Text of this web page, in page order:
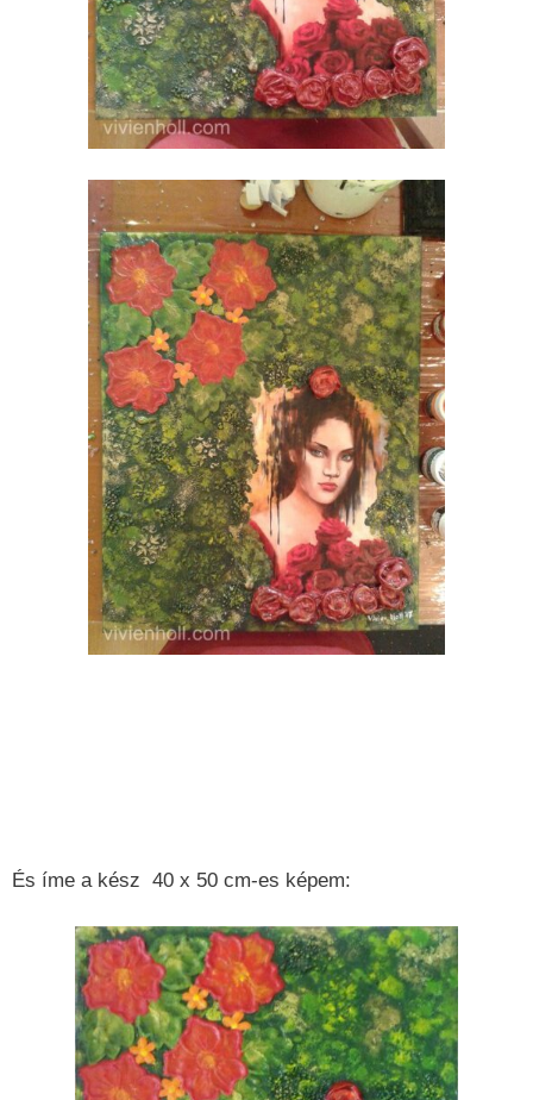
És íme a kész 40 x 50 cm-es képem: